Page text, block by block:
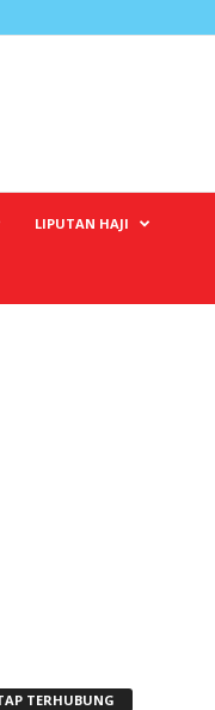
LIPUTAN HAJI
TERHUBUNG